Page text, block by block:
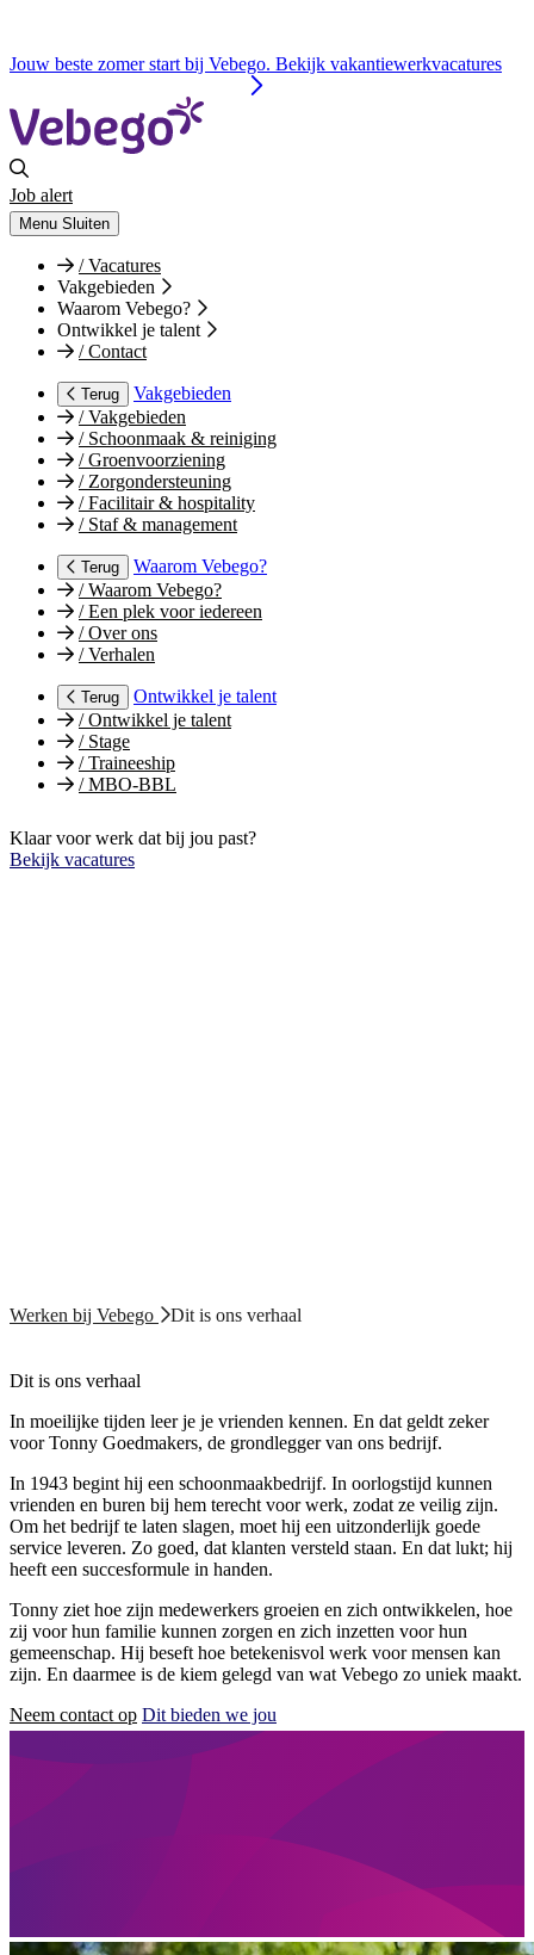
Jouw beste zomer start bij Vebego. Bekijk vakantiewerkvacatures
Job alert
Menu Sluiten
/Vacatures
Vakgebieden
Waarom Vebego?
Ontwikkel je talent
/Contact
Terug
Vakgebieden
/Vakgebieden
/Schoonmaak & reiniging
/Groenvoorziening
/Zorgondersteuning
/Facilitair & hospitality
/Staf & management
Terug
Waarom Vebego?
/Waarom Vebego?
/Een plek voor iedereen
/Over ons
/Verhalen
Terug
Ontwikkel je talent
/Ontwikkel je talent
/Stage
/Traineeship
/MBO-BBL
Klaar voor werk dat bij jou past?
Bekijk vacatures
Werken bij Vebego Dit is ons verhaal
Dit is ons verhaal
In moeilijke tijden leer je je vrienden kennen. En dat geldt zeker
voor Tonny Goedmakers, de grondlegger van ons bedrijf.
In 1943 begint hij een schoonmaakbedrijf. In oorlogstijd kunnen
vrienden en buren bij hem terecht voor werk, zodat ze veilig zijn.
Om het bedrijf te laten slagen, moet hij een uitzonderlijk goede
service leveren. Zo goed, dat klanten versteld staan. En dat lukt; hij
heeft een succesformule in handen.
Tonny ziet hoe zijn medewerkers groeien en zich ontwikkelen, hoe
zij voor hun familie kunnen zorgen en zich inzetten voor hun
gemeenschap. Hij beseft hoe betekenisvol werk voor mensen kan
zijn. En daarmee is de kiem gelegd van wat Vebego zo uniek maakt.
Neem contact op Dit bieden we jou